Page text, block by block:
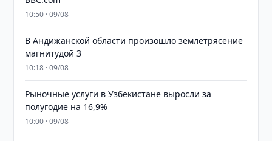
10:50 · 09/08
В Андижанской области произошло землетрясение
магнитудой 3
10:18 · 09/08
Рыночные услуги в Узбекистане выросли за
полугодие на 16,9%
10:00 · 09/08